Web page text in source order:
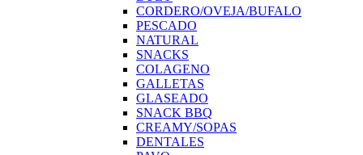
CORDERO/OVEJA/BUFALO
PESCADO
NATURAL
SNACKS
COLAGENO
GALLETAS
GLASEADO
SNACK BBQ
CREAMY/SOPAS
DENTALES